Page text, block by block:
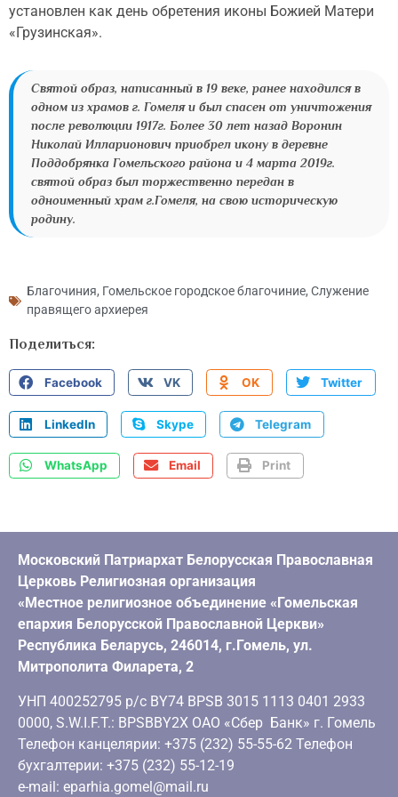
установлен как день обретения иконы Божией Матери
«Грузинская».
Святой образ, написанный в 19 веке, ранее находился в
одном из храмов г. Гомеля и был спасен от уничтожения
после революции 1917г. Более 30 лет назад Воронин
Николай Илларионович приобрел икону в деревне
Поддобрянка Гомельского района и 4 марта 2019г.
святой образ был торжественно передан в
одноименный храм г.Гомеля, на свою историческую
родину.
Благочиния, Гомельское городское благочиние, Служение
правящего архиерея
Поделиться:
Facebook VK OK Twitter
LinkedIn Skype Telegram
WhatsApp Email Print
Московский Патриархат Белорусская Православная
Церковь Религиозная организация
«Местное религиозное объединение «Гомельская
епархия Белорусской Православной Церкви»
Республика Беларусь, 246014, г.Гомель, ул.
Митрополита Филарета, 2
УНП 400252795 р/с BY74 BPSB 3015 1113 0401 2933
0000, S.W.I.F.T.: BPSBBY2X ОАО «Сбер Банк» г. Гомель
Телефон канцелярии: +375 (232) 55-55-62 Телефон
бухгалтерии: +375 (232) 55-12-19
e-mail: eparhia.gomel@mail.ru